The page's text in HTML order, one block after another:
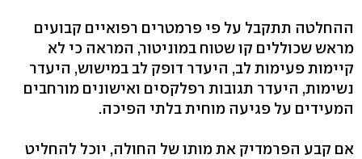
ההחלטה תתקבל על פי פרמטרים רפואיים קבועים
מראש שכוללים קו שטוח במוניטור, המראה כי לא
קיימות פעימות לב, היעדר דופק לב במישוש, היעדר
נשימות, היעדר תגובות רפלקסים ואישונים מורחבים
המעידים על פגיעה מוחית בלתי הפיכה.
אם קבע הפרמדיק את מותו של החולה, יוכל להחליט